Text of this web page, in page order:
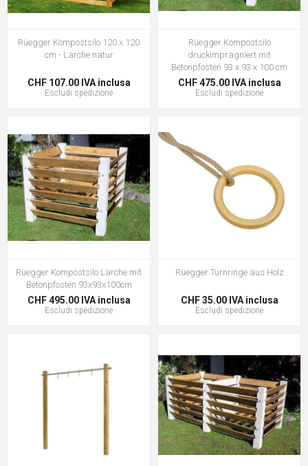
Rüegger Kompostsilo 120 x 120
cm - Lärche natur
CHF 107.00 IVA inclusa
Escludi spedizione
Rüegger Kompostsilo
druckimprägniert mit
Betonpfosten 93 x 93 x 100 cm
CHF 475.00 IVA inclusa
Escludi spedizione
Rüegger Kompostsilo Lärche mit
Betonpfosten 93x93x100cm
CHF 495.00 IVA inclusa
Escludi spedizione
Rüegger Turnringe aus Holz
CHF 35.00 IVA inclusa
Escludi spedizione